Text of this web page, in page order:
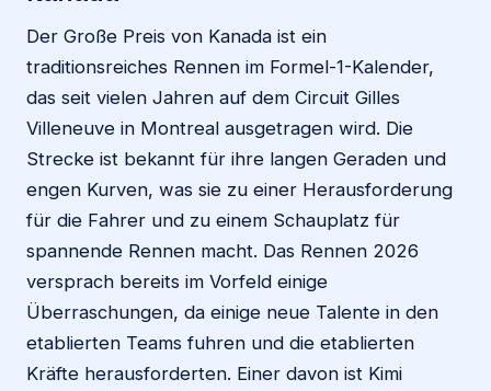
Der Große Preis von Kanada ist ein
traditionsreiches Rennen im Formel-1-Kalender,
das seit vielen Jahren auf dem Circuit Gilles
Villeneuve in Montreal ausgetragen wird. Die
Strecke ist bekannt für ihre langen Geraden und
engen Kurven, was sie zu einer Herausforderung
für die Fahrer und zu einem Schauplatz für
spannende Rennen macht. Das Rennen 2026
versprach bereits im Vorfeld einige
Überraschungen, da einige neue Talente in den
etablierten Teams fuhren und die etablierten
Kräfte herausforderten. Einer davon ist Kimi